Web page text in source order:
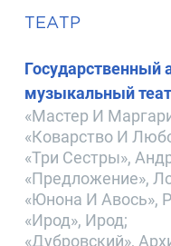
ТЕАТР
Государственный
музыкальный
«Мастер И
«Коварство И
«Три Сестры»,
«Предложение»,
«Юнона И Авось»,
«Ирод», Ирод;
«Дубровский»,